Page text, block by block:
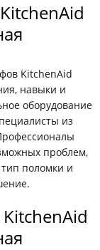
KitchenAid
навыки и
оборудование
из
проблем,
поломки и